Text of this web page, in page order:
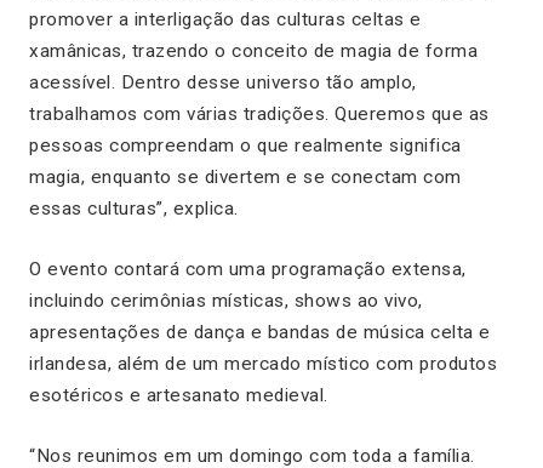
promover a interligação das culturas celtas e
xamânicas, trazendo o conceito de magia de forma
acessível. Dentro desse universo tão amplo,
trabalhamos com várias tradições. Queremos que as
pessoas compreendam o que realmente significa
magia, enquanto se divertem e se conectam com
essas culturas”, explica.
O evento contará com uma programação extensa,
incluindo cerimônias místicas, shows ao vivo,
apresentações de dança e bandas de música celta e
irlandesa, além de um mercado místico com produtos
esotéricos e artesanato medieval.
“Nos reunimos em um domingo com toda a família.